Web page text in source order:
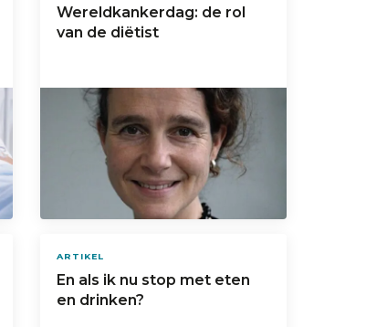
Wereldkankerdag: de rol
van de diëtist
ARTIKEL
En als ik nu stop met eten
en drinken?